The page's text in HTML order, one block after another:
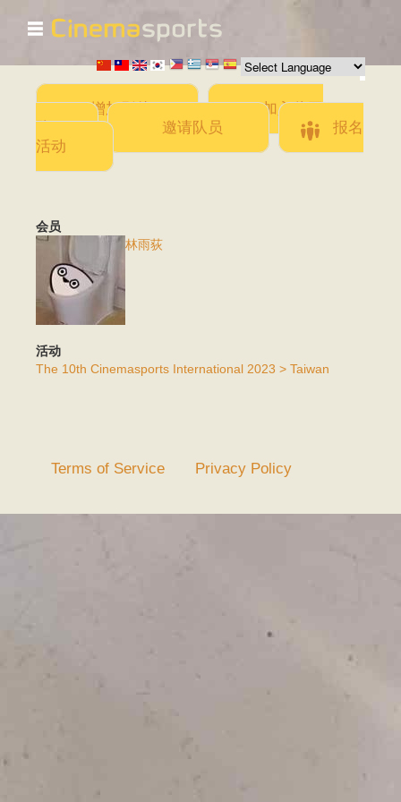
跳
转
到
☰
增加影片
加入此团
队
邀请队员
报名
活动
会员
林雨荻
活动
The 10th Cinemasports International 2023 > Taiwan
Terms of Service Privacy Policy